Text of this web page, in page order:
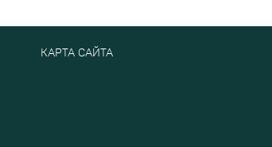
КАРТА САЙТА